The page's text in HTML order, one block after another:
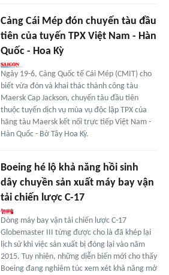
Cảng Cái Mép đón chuyến tàu đầu
tiên của tuyến TPX Việt Nam - Hàn
Quốc - Hoa Kỳ
Ngày 19-6, Cảng Quốc tế Cái Mép (CMIT) cho
biết vừa đón và khai thác thành công tàu
Maersk Cap Jackson, chuyến tàu đầu tiên
thuộc tuyến dịch vụ mùa vụ độc lập TPX của
hãng tàu Maersk kết nối trực tiếp Việt Nam -
Hàn Quốc - Bờ Tây Hoa Kỳ.
Boeing hé lộ khả năng hồi sinh
dây chuyền sản xuất máy bay vận
tải chiến lược C-17
Dòng máy bay vận tải chiến lược C-17
Globemaster III từng được cho là đã khép lại
lịch sử khi việc sản xuất bị đóng lại vào năm
2015. Tuy nhiên, những diễn biến mới cho thấy
Boeing đang nghiêm túc xem xét khả năng mở